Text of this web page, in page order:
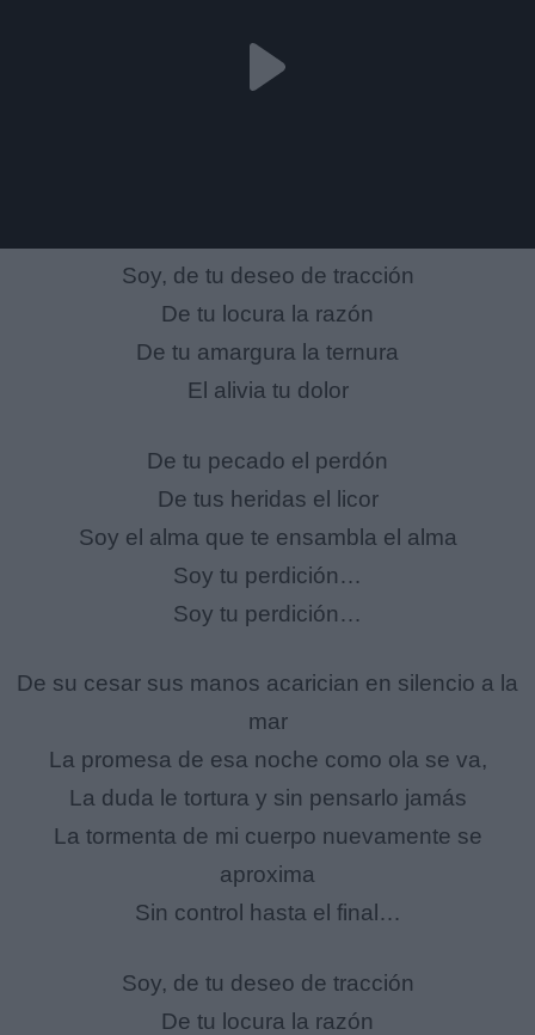
Soy, de tu deseo de tracción
De tu locura la razón
De tu amargura la ternura
El alivia tu dolor
De tu pecado el perdón
De tus heridas el licor
Soy el alma que te ensambla el alma
Soy tu perdición…
Soy tu perdición…
De su cesar sus manos acarician en silencio a la
mar
La promesa de esa noche como ola se va,
La duda le tortura y sin pensarlo jamás
La tormenta de mi cuerpo nuevamente se
aproxima
Sin control hasta el final…
Soy, de tu deseo de tracción
De tu locura la razón